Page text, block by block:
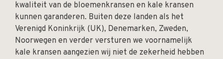
kwaliteit van de bloemenkransen en kale kransen
kunnen garanderen. Buiten deze landen als het
Verenigd Koninkrijk (UK), Denemarken, Zweden,
Noorwegen en verder versturen we voornamelijk
kale kransen aangezien wij niet de zekerheid hebben